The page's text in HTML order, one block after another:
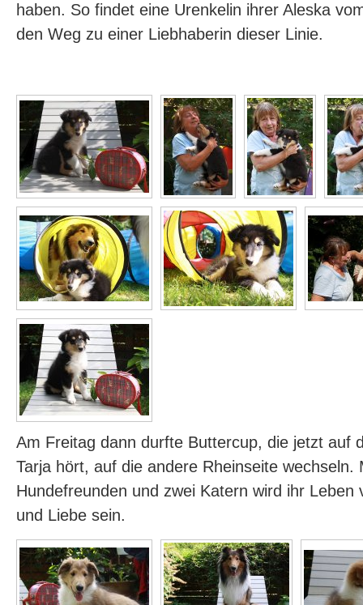
haben. So findet eine Urenkelin ihrer Aleska
den Weg zu einer Liebhaberin dieser Linie.
Am Freitag dann durfte Buttercup, die jetzt auf
Tarja hört, auf die andere Rheinseite wechseln.
Hundefreunden und zwei Katern wird ihr Leben
und Liebe sein.